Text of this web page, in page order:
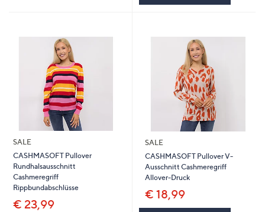
SALE
CASHMASOFT Pullover
Rundhalsausschnitt
Cashmeregriff
Rippbundabschlüsse
€ 23,99
SALE
CASHMASOFT Pullover V-
Ausschnitt Cashmeregriff
Allover-Druck
€ 18,99